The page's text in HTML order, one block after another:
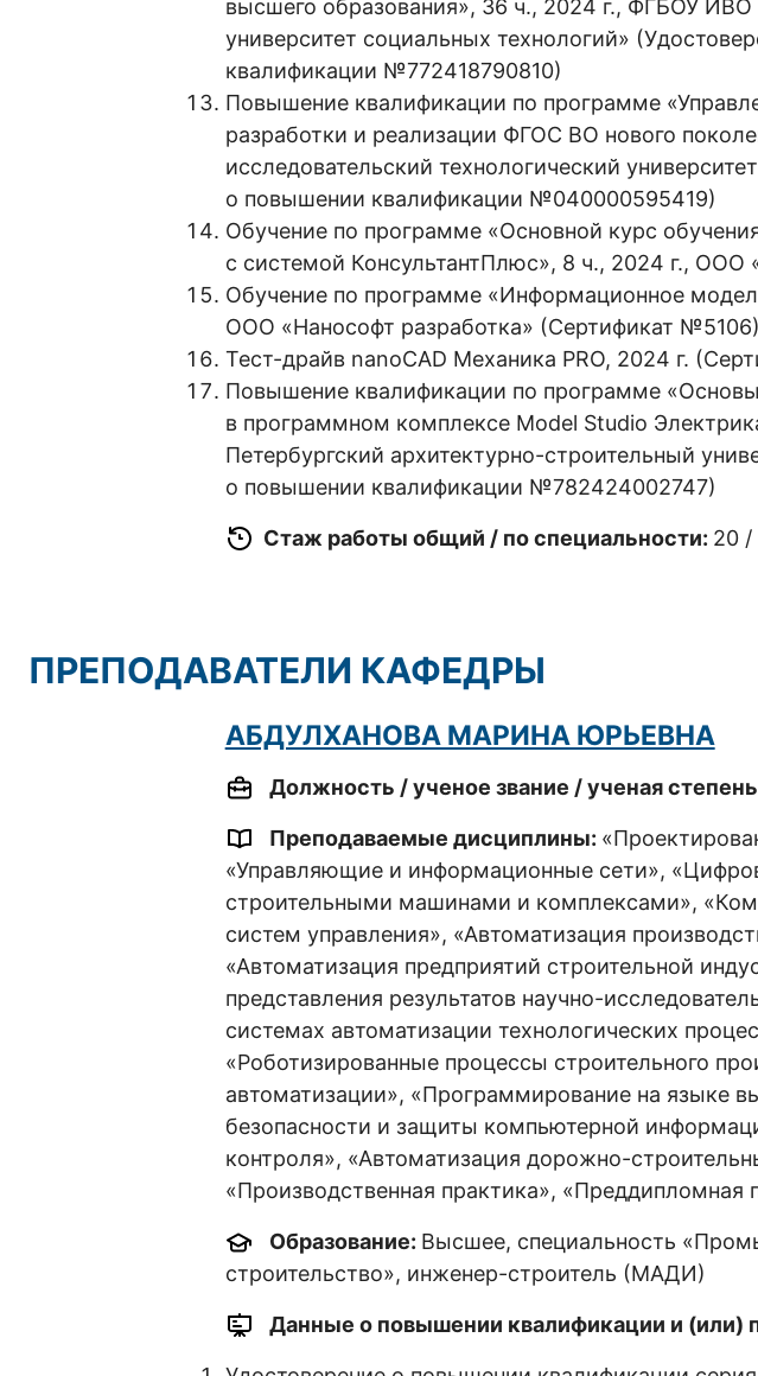
высшего образования», 36 ч., 2024 г., ФГБОУ ИВО
университет социальных технологий»
квалификации №772418790810)
Повышение квалификации по программе
разработки и реализации ФГОС ВО нового
исследовательский технологический
о повышении квалификации №040000595419)
Обучение по программе «Основной курс
с системой КонсультантПлюс», 8 ч., 2024 г.,
Обучение по программе «Информационное
ООО «Нанософт разработка» (Сертификат №5106)
Тест-драйв nanoCAD Механика PRO, 2024 г.
Повышение квалификации по программе
в программном комплексе Model Studio
Петербургский архитектурно-строительный
о повышении квалификации №782424002747)
Стаж работы общий / по специальности: 20 /
ПРЕПОДАВАТЕЛИ КАФЕДРЫ
АБДУЛХАНОВА МАРИНА ЮРЬЕВНА
Должность / ученое звание / ученая
Преподаваемые дисциплины:
«Управляющие и информационные сети»,
строительными машинами и комплексами»,
систем управления», «Автоматизация
«Автоматизация предприятий строительной
представления результатов научно-
системах автоматизации технологических
«Роботизированные процессы строительного
автоматизации», «Программирование на языке
безопасности и защиты компьютерной
контроля», «Автоматизация дорожно-
«Производственная практика», «Преддипломная
Образование: Высшее, специальность
строительство», инженер-строитель (МАДИ)
Данные о повышении квалификации и (или)